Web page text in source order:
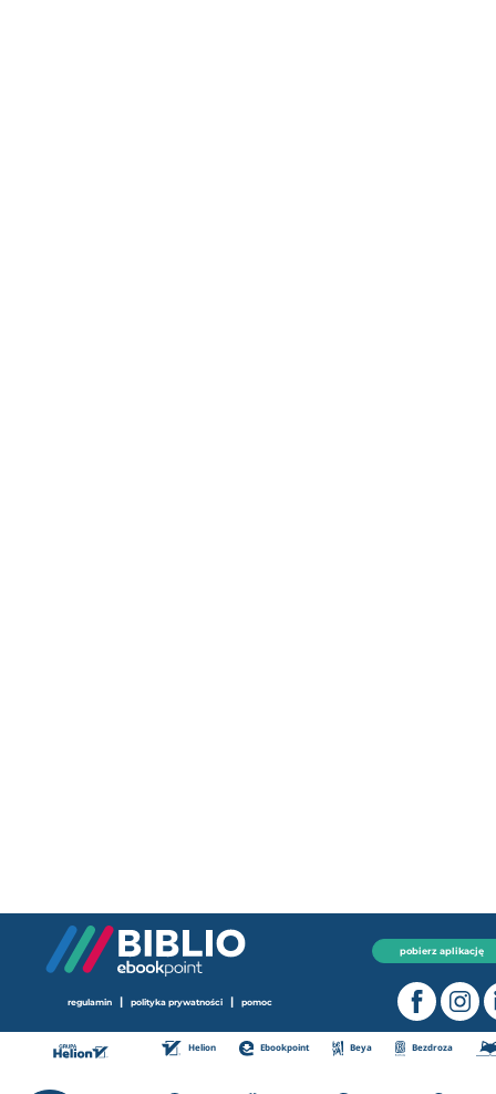
pobierz aplikację
regulamin | polityka prywatności | pomoc
Helion Ebookpoint Beya Bezdroza